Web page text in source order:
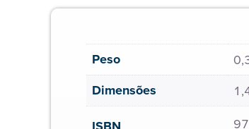
Peso
Dimensões